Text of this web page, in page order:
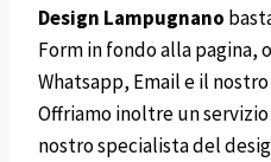
Design Lampugnano
Form in fondo alla pagina,
Whatsapp, Email e il
Offriamo inoltre un
nostro specialista del